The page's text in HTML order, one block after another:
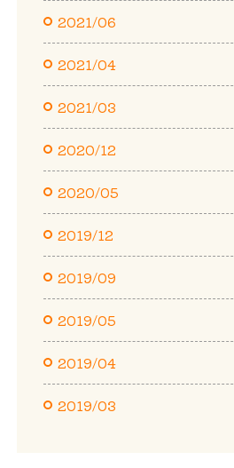
2021/06
2021/04
2021/03
2020/12
2020/05
2019/12
2019/09
2019/05
2019/04
2019/03